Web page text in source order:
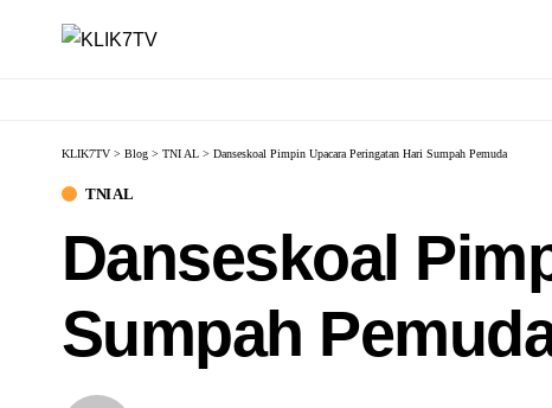
KLIK7TV > Blog > TNI AL > Danseskoal Pimpin Upacara Peringatan Hari Sumpah Pemuda
TNI AL
Danseskoal
Sumpah